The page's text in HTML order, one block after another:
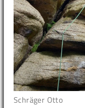
Schräger Otto